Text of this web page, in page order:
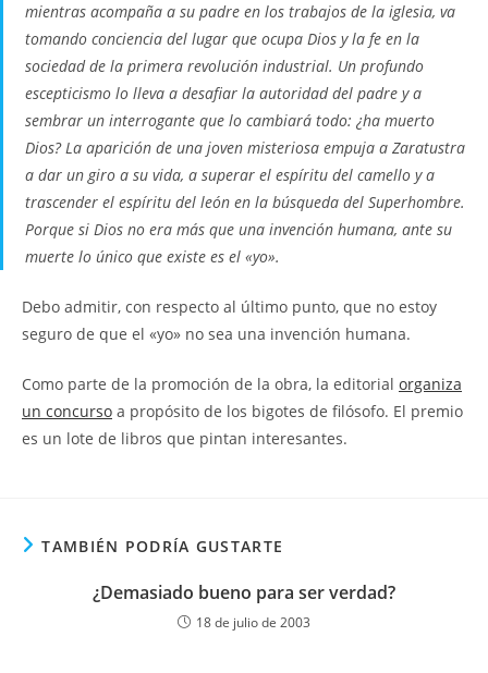
mientras acompaña a su padre en los trabajos de la iglesia, va
tomando conciencia del lugar que ocupa Dios y la fe en la
sociedad de la primera revolución industrial. Un profundo
escepticismo lo lleva a desafiar la autoridad del padre y a
sembrar un interrogante que lo cambiará todo: ¿ha muerto
Dios? La aparición de una joven misteriosa empuja a Zaratustra
a dar un giro a su vida, a superar el espíritu del camello y a
trascender el espíritu del león en la búsqueda del Superhombre.
Porque si Dios no era más que una invención humana, ante su
muerte lo único que existe es el «yo».
Debo admitir, con respecto al último punto, que no estoy
seguro de que el «yo» no sea una invención humana.
Como parte de la promoción de la obra, la editorial organiza
un concurso a propósito de los bigotes de filósofo. El premio
es un lote de libros que pintan interesantes.
TAMBIÉN PODRÍA GUSTARTE
¿Demasiado bueno para ser verdad?
18 de julio de 2003